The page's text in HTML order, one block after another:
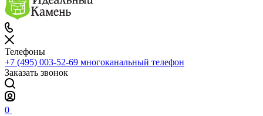
Телефоны
+7 (495) 003-52-69 многоканальный телефон
Заказать звонок
0